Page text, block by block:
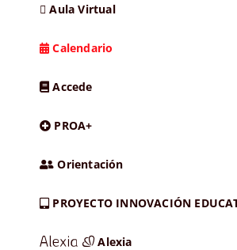
Aula Virtual
Calendario
Accede
PROA+
Orientación
PROYECTO INNOVACIÓN
Alexia